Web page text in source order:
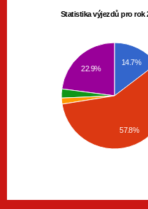
Statistika výjezdů pro rok
14.7%
22.9%
57.8%